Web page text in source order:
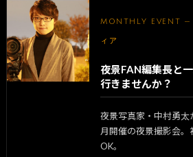
MONTHLY EVENT —
ィア
夜景FAN編集長と
行きませんか？
夜景写真家・中村勇
月開催の夜景撮影会
OK。